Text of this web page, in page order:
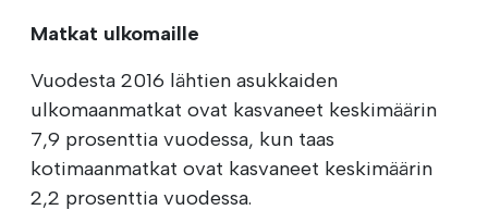
Matkat ulkomaille
Vuodesta 2016 lähtien asukkaiden
ulkomaanmatkat ovat kasvaneet keskimäärin
7,9 prosenttia vuodessa, kun taas
kotimaanmatkat ovat kasvaneet keskimäärin
2,2 prosenttia vuodessa.